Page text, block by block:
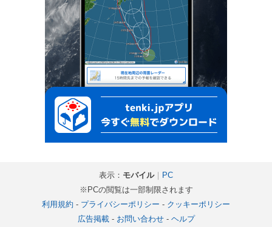
表示： モバイル｜ PC
※PCの閲覧は一部制限されます
利用規約 - プライバシーポリシー - クッキーポリシー
広告掲載- お問い合わせ- ヘルプ